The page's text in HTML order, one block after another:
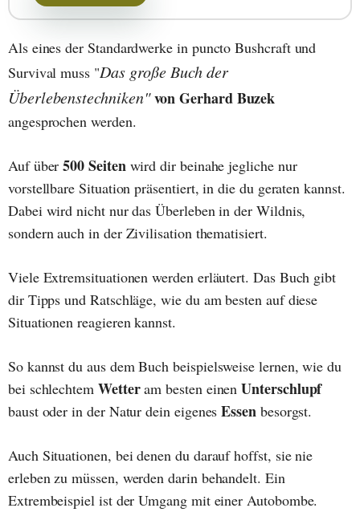
Als eines der Standardwerke in puncto Bushcraft und
Survival muss "Das große Buch der
Überlebenstechniken" von Gerhard Buzek
angesprochen werden.
Auf über500 Seiten wird dir beinahe jegliche nur
vorstellbare Situation präsentiert, in die du geraten kannst.
Dabei wird nicht nur das Überleben in der Wildnis,
sondern auch in der Zivilisation thematisiert.
Viele Extremsituationen werden erläutert. Das Buch gibt
dir Tipps und Ratschläge, wie du am besten auf diese
Situationen reagieren kannst.
So kannst du aus dem Buch beispielsweise lernen, wie du
bei schlechtem Wetteram besten einenUnterschlupf
baust oder in der Natur dein eigenesEssen besorgst.
Auch Situationen, bei denen du darauf hoffst, sie nie
erleben zu müssen, werden darin behandelt. Ein
Extrembeispiel ist der Umgang mit einer Autobombe.